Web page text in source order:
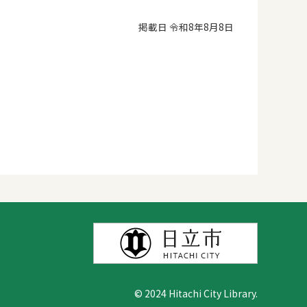
掲載日 令和8年8月8日
© 2024 Hitachi City Library.